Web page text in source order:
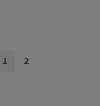
1 2